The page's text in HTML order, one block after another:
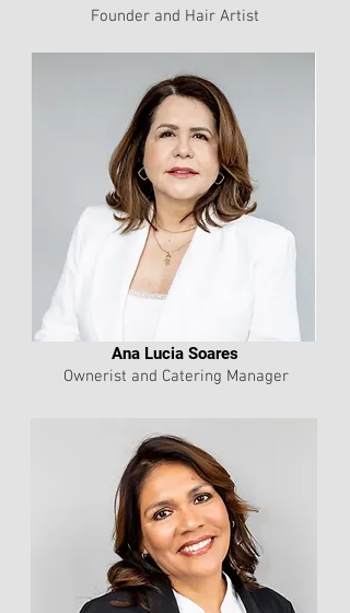
Founder and Hair Artist
Ana Lucia Soares
Ownerist and Catering Manager